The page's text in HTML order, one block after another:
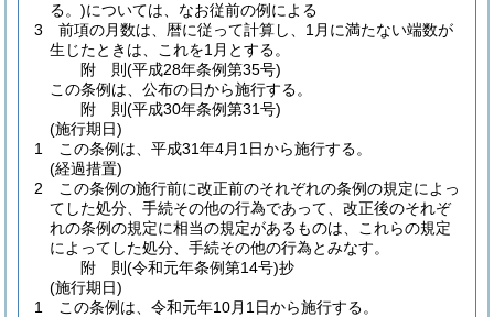
る。)については、なお従前の例による
3
前項の月数は、暦に従って計算し、1月に満たない端数が
生じたときは、これを1月とする。
附 則(平成28年条例第35号)
この条例は、公布の日から施行する。
附 則(平成30年条例第31号)
(施行期日)
1
この条例は、平成31年4月1日から施行する。
(経過措置)
2
この条例の施行前に改正前のそれぞれの条例の規定によっ
てした処分、手続その他の行為であって、改正後のそれぞ
れの条例の規定に相当の規定があるものは、これらの規定
によってした処分、手続その他の行為とみなす。
附 則(令和元年条例第14号)抄
(施行期日)
1
この条例は、令和元年10月1日から施行する。